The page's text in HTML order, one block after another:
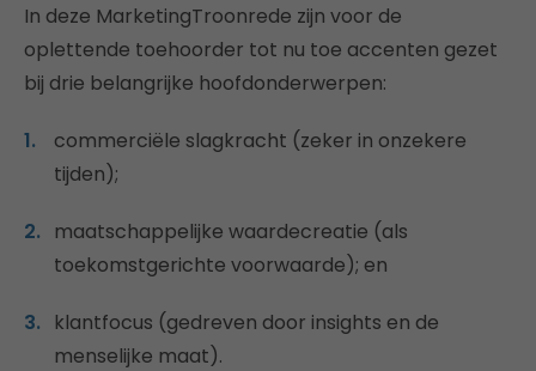
In deze MarketingTroonrede zijn voor de
oplettende toehoorder tot nu toe accenten gezet
bij drie belangrijke hoofdonderwerpen:
commerciële slagkracht (zeker in onzekere
tijden);
maatschappelijke waardecreatie (als
toekomstgerichte voorwaarde); en
klantfocus (gedreven door insights en de
menselijke maat).